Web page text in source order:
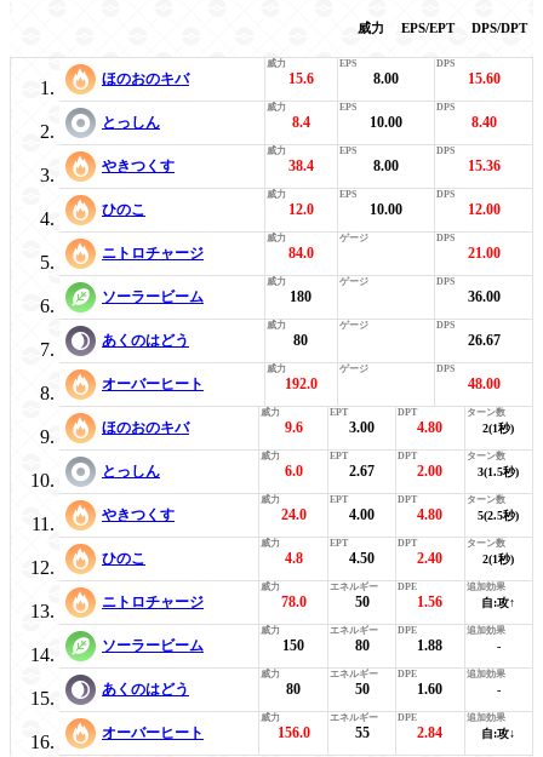
威力 EPS/EPT DPS/DPT
ほのおのキバ 15.6 8.00 15.60
とっしん 8.4 10.00 8.40
やきつくす 38.4 8.00 15.36
ひのこ 12.0 10.00 12.00
ニトロチャージ 84.0 21.00
ソーラービーム 180 36.00
あくのはどう 80 26.67
オーバーヒート 192.0 48.00
ほのおのキバ 9.6 3.00 4.80 2(1秒)
とっしん 6.0 2.67 2.00 3(1.5秒)
やきつくす 24.0 4.00 4.80 5(2.5秒)
ひのこ 4.8 4.50 2.40 2(1秒)
ニトロチャージ 78.0 50 1.56 自:攻↑
ソーラービーム 150 80 1.88 -
あくのはどう 80 50 1.60 -
オーバーヒート 156.0 55 2.84 自:攻↓